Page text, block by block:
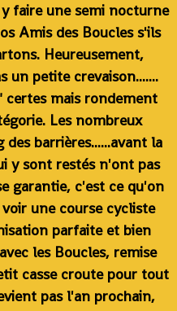
faire une semi nocturne
Amis des Boucles s'ils
Heureusement,
un petite crevaison.......
certes mais rondement
Les nombreux
barrières......avant la
y sont restés n'ont pas
garantie, c'est ce qu'on
une course cycliste
parfaite et bien
les Boucles, remise
casse croute pour tout
pas l'an prochain,